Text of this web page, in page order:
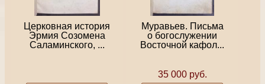
Церковная история
Эрмия Созомена
Саламинского, ...
Муравьев. Письма
о богослужении
Восточной кафол...
35 000 руб.